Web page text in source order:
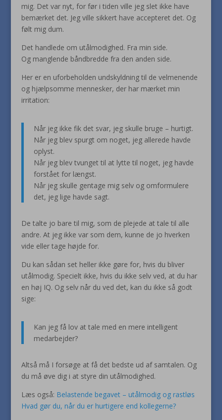
mig. Det var nyt, for før i tiden ville jeg slet ikke have
bemærket det. Jeg ville sikkert have accepteret det. Og
følt mig dum.
Det handlede om utålmodighed. Fra min side.
Og manglende båndbredde fra den anden side.
Her er en uforbeholden undskyldning til de velmenende
og hjælpsomme mennesker, der har mærket min
irritation:
Når jeg ikke fik det svar, jeg skulle bruge – hurtigt.
Når jeg blev spurgt om noget, jeg allerede havde
oplyst.
Når jeg blev tvunget til at lytte til noget, jeg havde
forstået for længst.
Når jeg skulle gentage mig selv og omformulere
det, jeg lige havde sagt.
De talte jo bare til mig, som de plejede at tale til alle
andre. At jeg ikke var som dem, kunne de jo hverken
vide eller tage højde for.
Du kan sådan set heller ikke gøre for, hvis du bliver
utålmodig. Specielt ikke, hvis du ikke selv ved, at du har
en høj IQ. Og selv når du ved det, kan du ikke så godt
sige:
Kan jeg få lov at tale med en mere intelligent
medarbejder?
Altså må I forsøge at få det bedste ud af samtalen. Og
du må øve dig i at styre din utålmodighed.
Læs også: Belastende begavet – utålmodig og rastløs
Hvad gør du, når du er hurtigere end kollegerne?